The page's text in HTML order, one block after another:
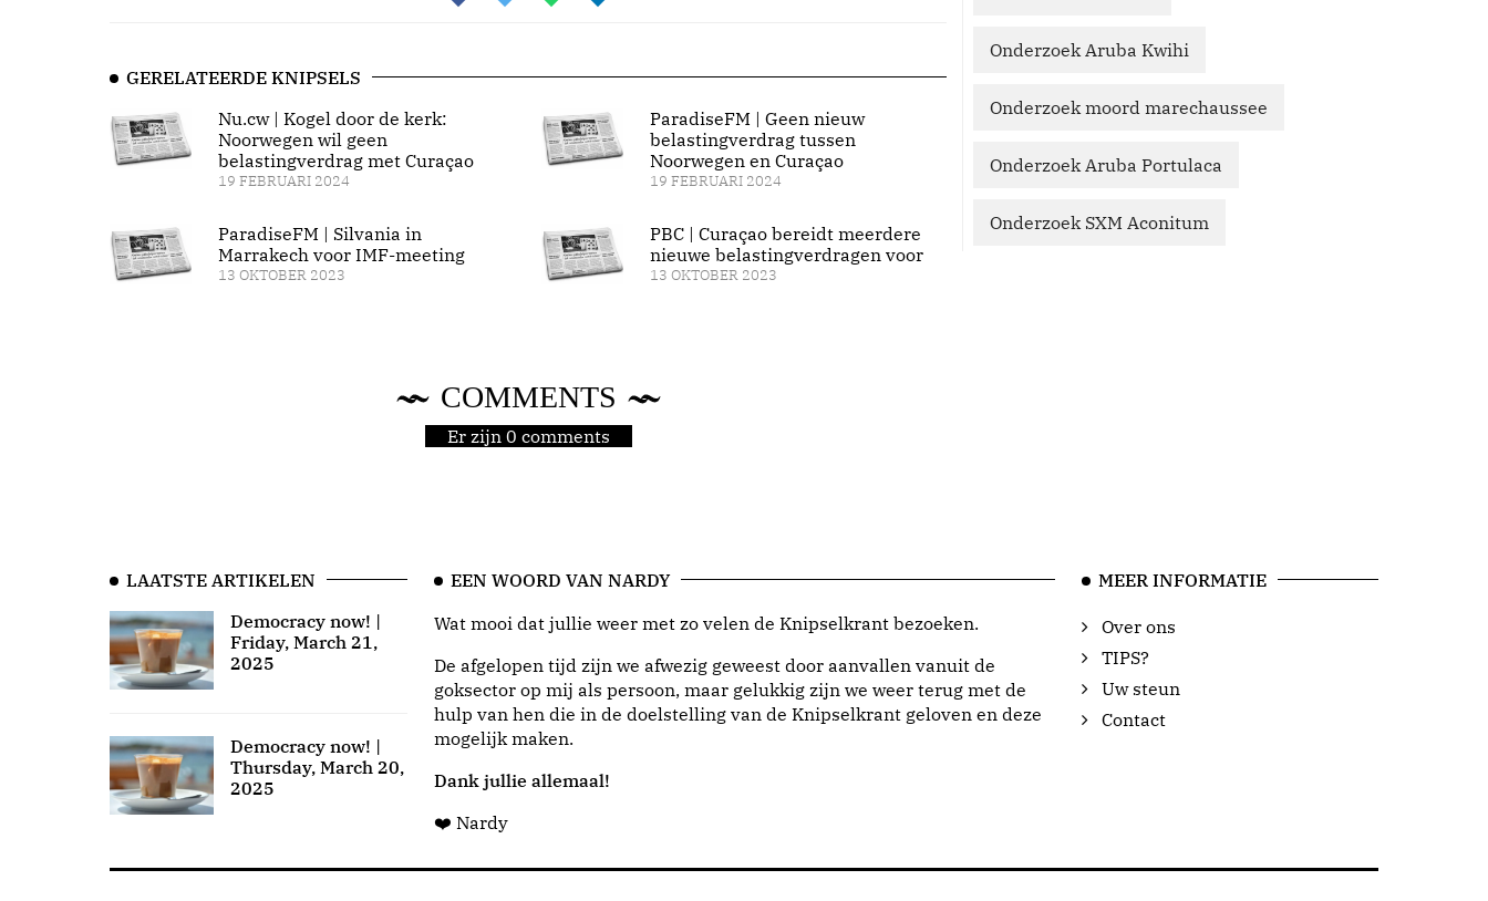
GERELATEERDE KNIPSELS
Nu.cw | Kogel door de kerk:
Noorwegen wil geen
belastingverdrag met Curaçao
19 FEBRUARI 2024
ParadiseFM | Silvania in
Marrakech voor IMF-meeting
13 OKTOBER 2023
ParadiseFM | Geen nieuw
belastingverdrag tussen
Noorwegen en Curaçao
19 FEBRUARI 2024
PBC | Curaçao bereidt meerdere
nieuwe belastingverdragen voor
13 OKTOBER 2023
COMMENTS
Er zijn 0 comments
Onderzoek Aruba Kwihi
Onderzoek moord marechaussee
Onderzoek Aruba Portulaca
Onderzoek SXM Aconitum
LAATSTE ARTIKELEN
Democracy now! |
Friday, March 21,
2025
Democracy now! |
Thursday, March 20,
2025
EEN WOORD VAN NARDY
Wat mooi dat jullie weer met zo velen de Knipselkrant bezoeken.
De afgelopen tijd zijn we afwezig geweest door aanvallen vanuit de
goksector op mij als persoon, maar gelukkig zijn we weer terug met de
hulp van hen die in de doelstelling van de Knipselkrant geloven en deze
mogelijk maken.
Dank jullie allemaal!
❤️ Nardy
MEER INFORMATIE
Over ons
TIPS?
Uw steun
Contact